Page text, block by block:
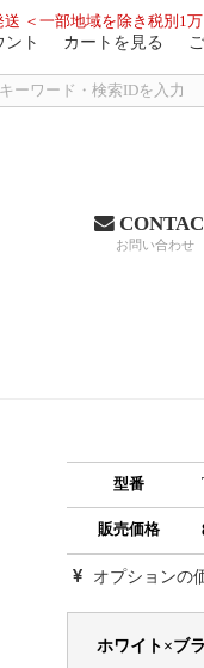
＜一部地域を除き税別1
ント カートを見る
お問い合わせ
型番
販売価格
オプションの
ホワイト×ブ